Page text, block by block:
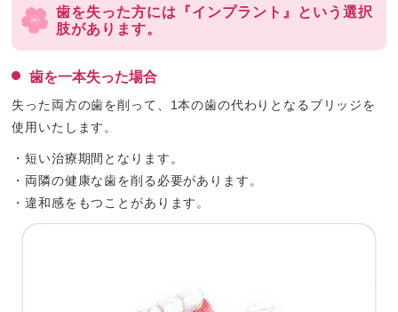
歯を失った方には『インプラント』という選択
肢があります。
歯を一本失った場合
失った両方の歯を削って、1本の歯の代わりとなるブリッジを
使用いたします。
・短い治療期間となります。
・両隣の健康な歯を削る必要があります。
・違和感をもつことがあります。